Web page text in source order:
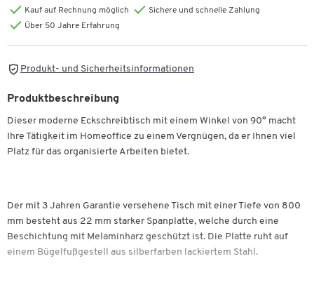
Kauf auf Rechnung möglich
Sichere und schnelle Zahlung
Über 50 Jahre Erfahrung
Produkt- und Sicherheitsinformationen
Produktbeschreibung
Dieser moderne Eckschreibtisch mit einem Winkel von 90° macht
Ihre Tätigkeit im Homeoffice zu einem Vergnügen, da er Ihnen viel
Platz für das organisierte Arbeiten bietet.
Der mit 3 Jahren Garantie versehene Tisch mit einer Tiefe von 800
mm besteht aus 22 mm starker Spanplatte, welche durch eine
Beschichtung mit Melaminharz geschützt ist. Die Platte ruht auf
einem Bügelfußgestell aus silberfarben lackiertem Stahl.